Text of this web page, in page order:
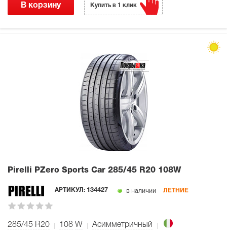
В корзину Купить в 1 клик
Pirelli PZero Sports Car 285/45 R20 108W
АРТИКУЛ: 134427 в наличии ЛЕТНИЕ
285/45 R20 108 W Асимметричный